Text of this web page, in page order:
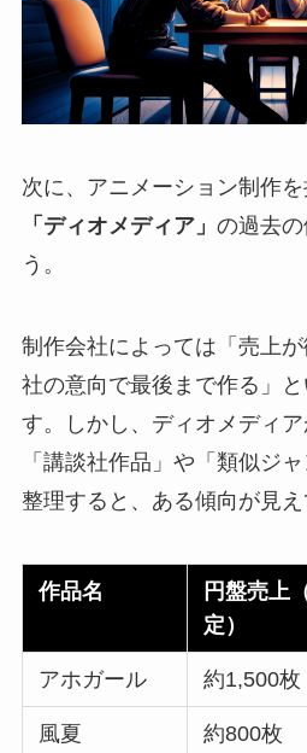
次に、アニメーション制作
「ディオメディア」 の過去
う。
制作会社によっては「売上
社の意向で最後まで作る」
す。しかし、ディオメディ
「講談社作品」や「類似ジ
整理すると、ある傾向が見え
作品名
円盤売上
定）
アホガール 約1,500枚
風夏 約800枚